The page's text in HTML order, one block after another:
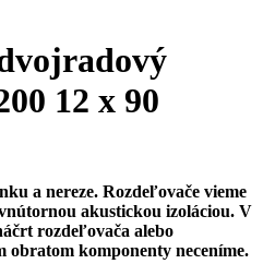
12 x 90
a nereze. Rozdeľovače vieme
akustickou izoláciou. V
rozdeľovača alebo
obratom komponenty neceníme.